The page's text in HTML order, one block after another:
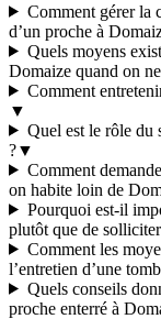
Comment gérer la
d’un proche à
Quels moyens
Domaize quand on
Comment
▼
Quel est le rôle du
?▼
Comment
on habite loin de
Pourquoi est-il
plutôt que de
Comment les
l’entretien d’une
Quels conseils
proche enterré à